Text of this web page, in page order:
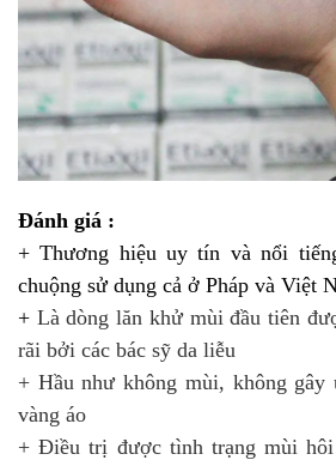
Đánh giá :
+ Thương hiệu uy tín và nổi
chuộng sử dụng cả ở Pháp và Việt
+ Là dòng lăn khử mùi đầu tiên
rãi bởi các bác sỹ da liễu
+ Hầu như không mùi, không gây
vàng áo
+ Điều trị được tình trạng mùi